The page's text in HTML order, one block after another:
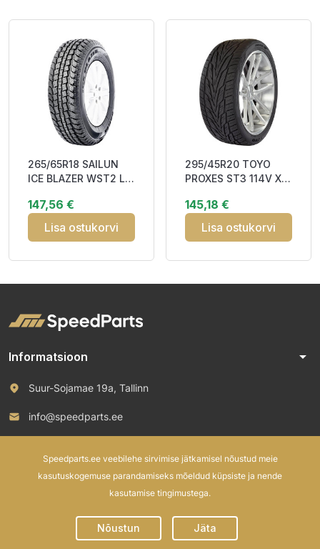
265/65R18 SAILUN
ICE BLAZER WST2 LT
3PMSF M+S
147,56 €
Lisa ostukorvi
295/45R20 TOYO
PROXES ST3 114V XL
M+S
145,18 €
Lisa ostukorvi
Informatsioon arrow_drop_down
Suur-Sojamae 19a, Tallinn
info@speedparts.ee
Speedparts.ee veebilehe sirvimise jätkamisel nõustud meie
kasutuskogemuse parandamiseks mõeldud küpsiste ja nende
kasutamise tingimustega.
Nõustun Jäta